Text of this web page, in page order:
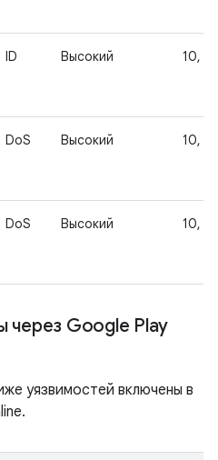
ID Высокий 10,
DoS Высокий 10,
DoS Высокий 10,
через Google Play
уязвимостей включены в